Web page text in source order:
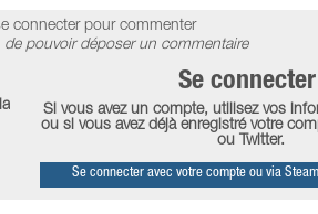
connecter pour commenter
de pouvoir déposer un commentaire
Se connecter
Si vous avez un compte, utilisez vos
ou si vous avez déjà enregistré votre
ou Twitter.
Se connecter avec votre compte ou via